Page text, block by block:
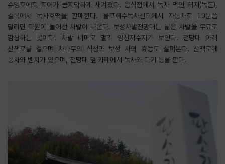
수영모에도 표어가 큼지막하게 새겨졌다. 음식점에서 녹차 먹인 돼지(녹돈),
길목에서 녹차호떡을 판매한다. 율포해수녹차센터에서 자동차로 10분쯤
달리면 다원이 늘어선 차밭이 나온다. 보성차밭전망대는 넓은 차밭을 무료로
감상하는 곳이다. 차밭 너머로 멀리 영천저수지가 보인다. 전망대 아래
산책로를 걸으며 차나무의 식생과 보성 차의 효능도 살펴본다. 산책로에
풍차와 벤치가 있으며, 전망대 옆 카페에서 녹차와 다기 등을 판다.